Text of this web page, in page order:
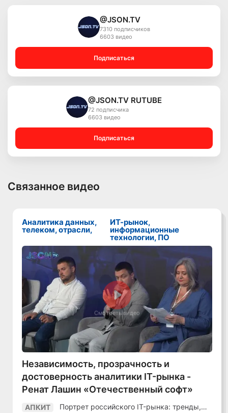
@JSON.TV
7310 подписчиков
6603 видео
Подписаться
@JSON.TV RUTUBE
72 подписчика
6603 видео
Подписаться
Связанное видео
Аналитика данных,
телеком, отрасли,
ИТ-рынок,
информационные
технологии, ПО
Смотреть видео
Независимость, прозрачность и
достоверность аналитики IT-рынка -
Ренат Лашин «Отечественный софт»
АПКИТ
Портрет российского IT-рынка: тренды,